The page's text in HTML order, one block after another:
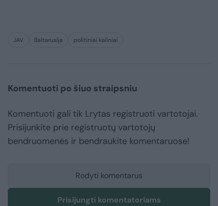
JAV Baltarusija politiniai kaliniai
Komentuoti po šiuo straipsniu
Komentuoti gali tik Lrytas registruoti vartotojai.
Prisijunkite prie registruotų vartotojų
bendruomenės ir bendraukite komentaruose!
Rodyti komentarus
Prisijungti komentatoriams